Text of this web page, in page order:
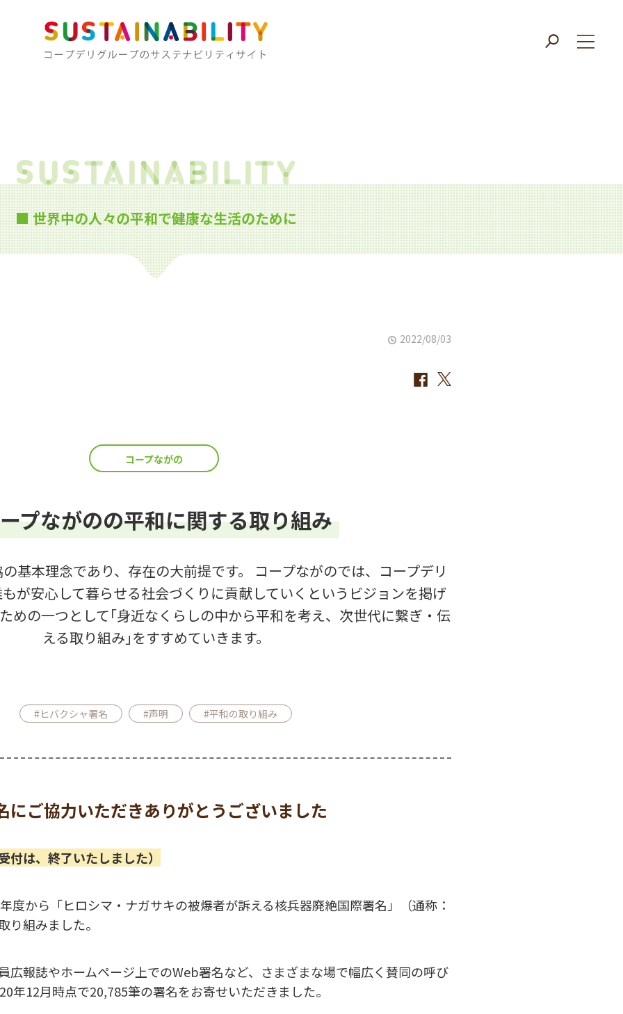
■ 世界中の人々の平和で健康な生活のために
2022/08/03
コープながの
プながのの平和に関する取り組み
基本理念であり、存在の大前提です。 コープながのでは、コープデリ
が安心して暮らせる社会づくりに貢献していくというビジョンを掲げ
めの一つとして｢身近なくらしの中から平和を考え、次世代に繋ぎ・伝
える取り組み｣をすすめていきます。
#ヒバクシャ署名 #声明 #平和の取り組み
にご協力いただきありがとうございました
付は、終了いたしました）
度から「ヒロシマ・ナガサキの被爆者が訴える核兵器廃絶国際署名」（通称：
り組みました。
広報誌やホームページ上でのWeb署名など、さまざまな場で幅広く賛同の呼び
年12月時点で20,785筆の署名をお寄せいただきました。